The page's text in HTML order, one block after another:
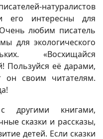
натуралистов
его интересны для
любим писатель
для экологического
«Восхищайся
Пользуйся её дарами,
своим читателям.
другими книгами,
сказки и рассказы,
детей. Если сказки